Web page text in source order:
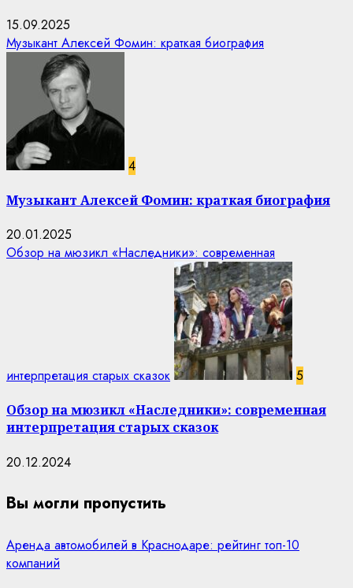
15.09.2025
Музыкант Алексей Фомин: краткая биография
4
Музыкант Алексей Фомин: краткая биография
20.01.2025
Обзор на мюзикл «Наследники»: современная
интерпретация старых сказок 5
Обзор на мюзикл «Наследники»: современная
интерпретация старых сказок
20.12.2024
Вы могли пропустить
Аренда автомобилей в Краснодаре: рейтинг топ-10
компаний